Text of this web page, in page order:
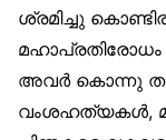
ശ്രമിച്ചു
അവർ കൊന്നു
വംശഹത്യകൾ,